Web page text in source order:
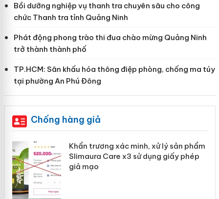
Bồi dưỡng nghiệp vụ thanh tra chuyên sâu cho công
chức Thanh tra tỉnh Quảng Ninh
Phát động phong trào thi đua chào mừng Quảng Ninh
trở thành thành phố
TP.HCM: Sân khấu hóa thông điệp phòng, chống ma túy
tại phường An Phú Đông
Chống hàng giả
Khẩn trương xác minh, xử lý sản phẩm
Slimaura Care x3 sử dụng giấy phép
giả mạo